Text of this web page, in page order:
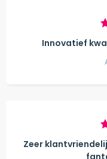
Innovatief
Zeer